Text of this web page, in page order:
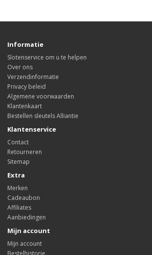
Informatie
Slotenservice om u te helpen
Over ons
Verzendinformatie
Privacy beleid
Algemene voorwaarden
Klantenkaart
Bestellen sleutels Alliantie
Klantenservice
Contact
Retourneren
Sitemap
Extra
Merken
Cadeaubon
Affiliates
Aanbiedingen
Mijn account
Mijn account
Bestelhistorie